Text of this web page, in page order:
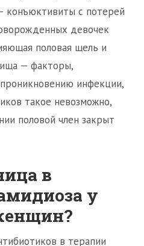
конъюктивиты с потерей
девочек
половая щель и
— факторы,
инфекции,
такое невозможно,
половой член закрыт
в
у
в терапии